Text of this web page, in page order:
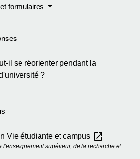
formulaires
!
il se réorienter pendant la
?
Vie étudiante et campus open_in_new
l'enseignement supérieur, de la recherche et